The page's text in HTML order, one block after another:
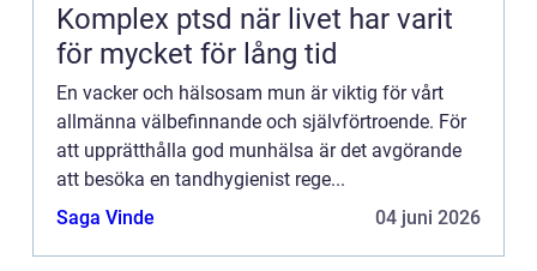
Komplex ptsd när livet har varit
för mycket för lång tid
En vacker och hälsosam mun är viktig för vårt
allmänna välbefinnande och självförtroende. För
att upprätthålla god munhälsa är det avgörande
att besöka en tandhygienist rege...
Saga Vinde
04 juni 2026